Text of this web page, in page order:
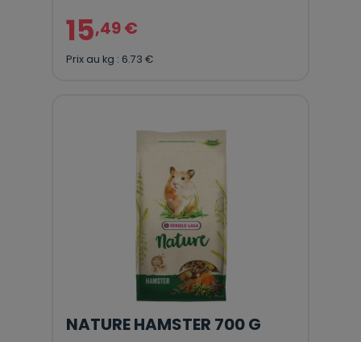
15,49 €
Prix au kg : 6.73 €
NATURE HAMSTER 700 G